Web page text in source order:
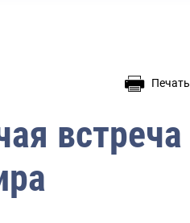
Печать
встреча